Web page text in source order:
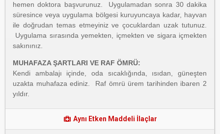
hemen doktora başvurunuz. Uygulamadan sonra 30 dakika
süresince veya uygulama bölgesi kuruyuncaya kadar, hayvan
ile doğrudan temas etmeyiniz ve çocuklardan uzak tutunuz.
Uygulama sırasında yemekten, içmekten ve sigara içmekten
sakınınız.
MUHAFAZA ŞARTLARI VE RAF ÖMRÜ:
Kendi ambalajı içinde, oda sıcaklığında, ısıdan, güneşten
uzakta muhafaza ediniz. Raf ömrü ürem tarihinden ibaren 2
yıldır.
Aynı Etken Maddeli İlaçlar